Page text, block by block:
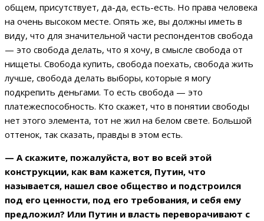
общем, присутствует, да-да, есть-есть. Но права человека
на очень высоком месте. Опять же, вы должны иметь в
виду, что для значительной части респондентов свобода
— это свобода делать, что я хочу, в смысле свобода от
нищеты. Свобода купить, свобода поехать, свобода жить
лучше, свобода делать выборы, которые я могу
подкрепить деньгами. То есть свобода — это
платежеспособность. Кто скажет, что в понятии свободы
нет этого элемента, тот не жил на белом свете. Большой
оттенок, так сказать, правды в этом есть.
— А скажите, пожалуйста, вот во всей этой
конструкции, как вам кажется, Путин, что
называется, нашел свое общество и подстроился
под его ценности, под его требования, и себя ему
предложил? Или Путин и власть переворачивают с